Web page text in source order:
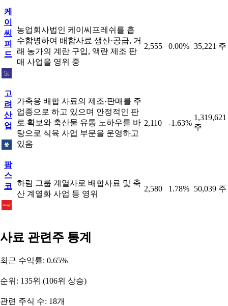
케
이
씨
피
드
농업회사법인 케이씨프레쉬를 흡
수합병하여 배합사료 생산·공급, 거
래 농가의 계란 구입, 액란 제조 판
매 사업을 영위 중
2,555 0.00% 35,221 주
고
려
산
업
가축용 배합 사료의 제조·판매를 주
업종으로 하고 있으며 안정적인 판
로 확보와 축산물 유통 노하우를 바
탕으로 식육 사업 부문을 운영하고
있음
2,110 -1.63%
1,319,621
주
팜
스
코 하림 그룹 계열사로 배합사료 및 축
산 계열화 사업 등 영위
2,580 1.78% 50,039 주
사료 관련주 통계
최근 수익률: 0.65%
순위: 135위 (106위 상승)
관련 주식 수: 18개